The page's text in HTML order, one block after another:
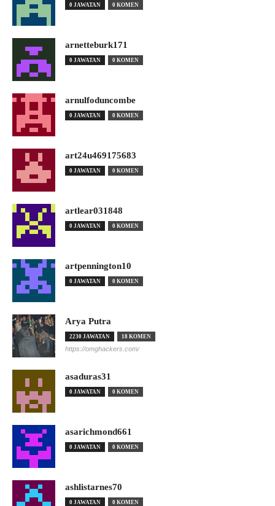
0 JAWATAN 0 KOMEN
arnetteburk171
0 JAWATAN 0 KOMEN
arnulfoduncombe
0 JAWATAN 0 KOMEN
art24u469175683
0 JAWATAN 0 KOMEN
artlear031848
0 JAWATAN 0 KOMEN
artpennington10
0 JAWATAN 0 KOMEN
Arya Putra
2230 JAWATAN 18 KOMEN
https://omghackers.com/
asaduras31
0 JAWATAN 0 KOMEN
asarichmond661
0 JAWATAN 0 KOMEN
ashlistarnes70
0 JAWATAN 0 KOMEN